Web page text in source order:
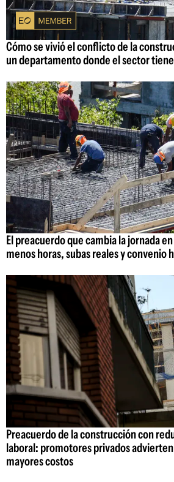
Cómo se vivió el conflicto de la
un departamento donde el sector
El preacuerdo que cambia la jornada
menos horas, subas reales y convenio
Preacuerdo de la construcción con
laboral: promotores privados
mayores costos